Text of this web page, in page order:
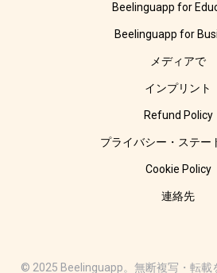
Beelinguapp for
Beelinguapp for
メディアで
インプリント
Refund Policy
プライバシー・ステー
Cookie Policy
連絡先
© 2025 Beelinguapp。無断複写・転載